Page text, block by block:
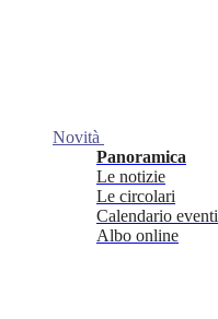
Novità
Panoramica
Le notizie
Le circolari
Calendario eventi
Albo online